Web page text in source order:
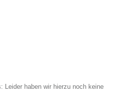
Leider haben wir hierzu noch keine